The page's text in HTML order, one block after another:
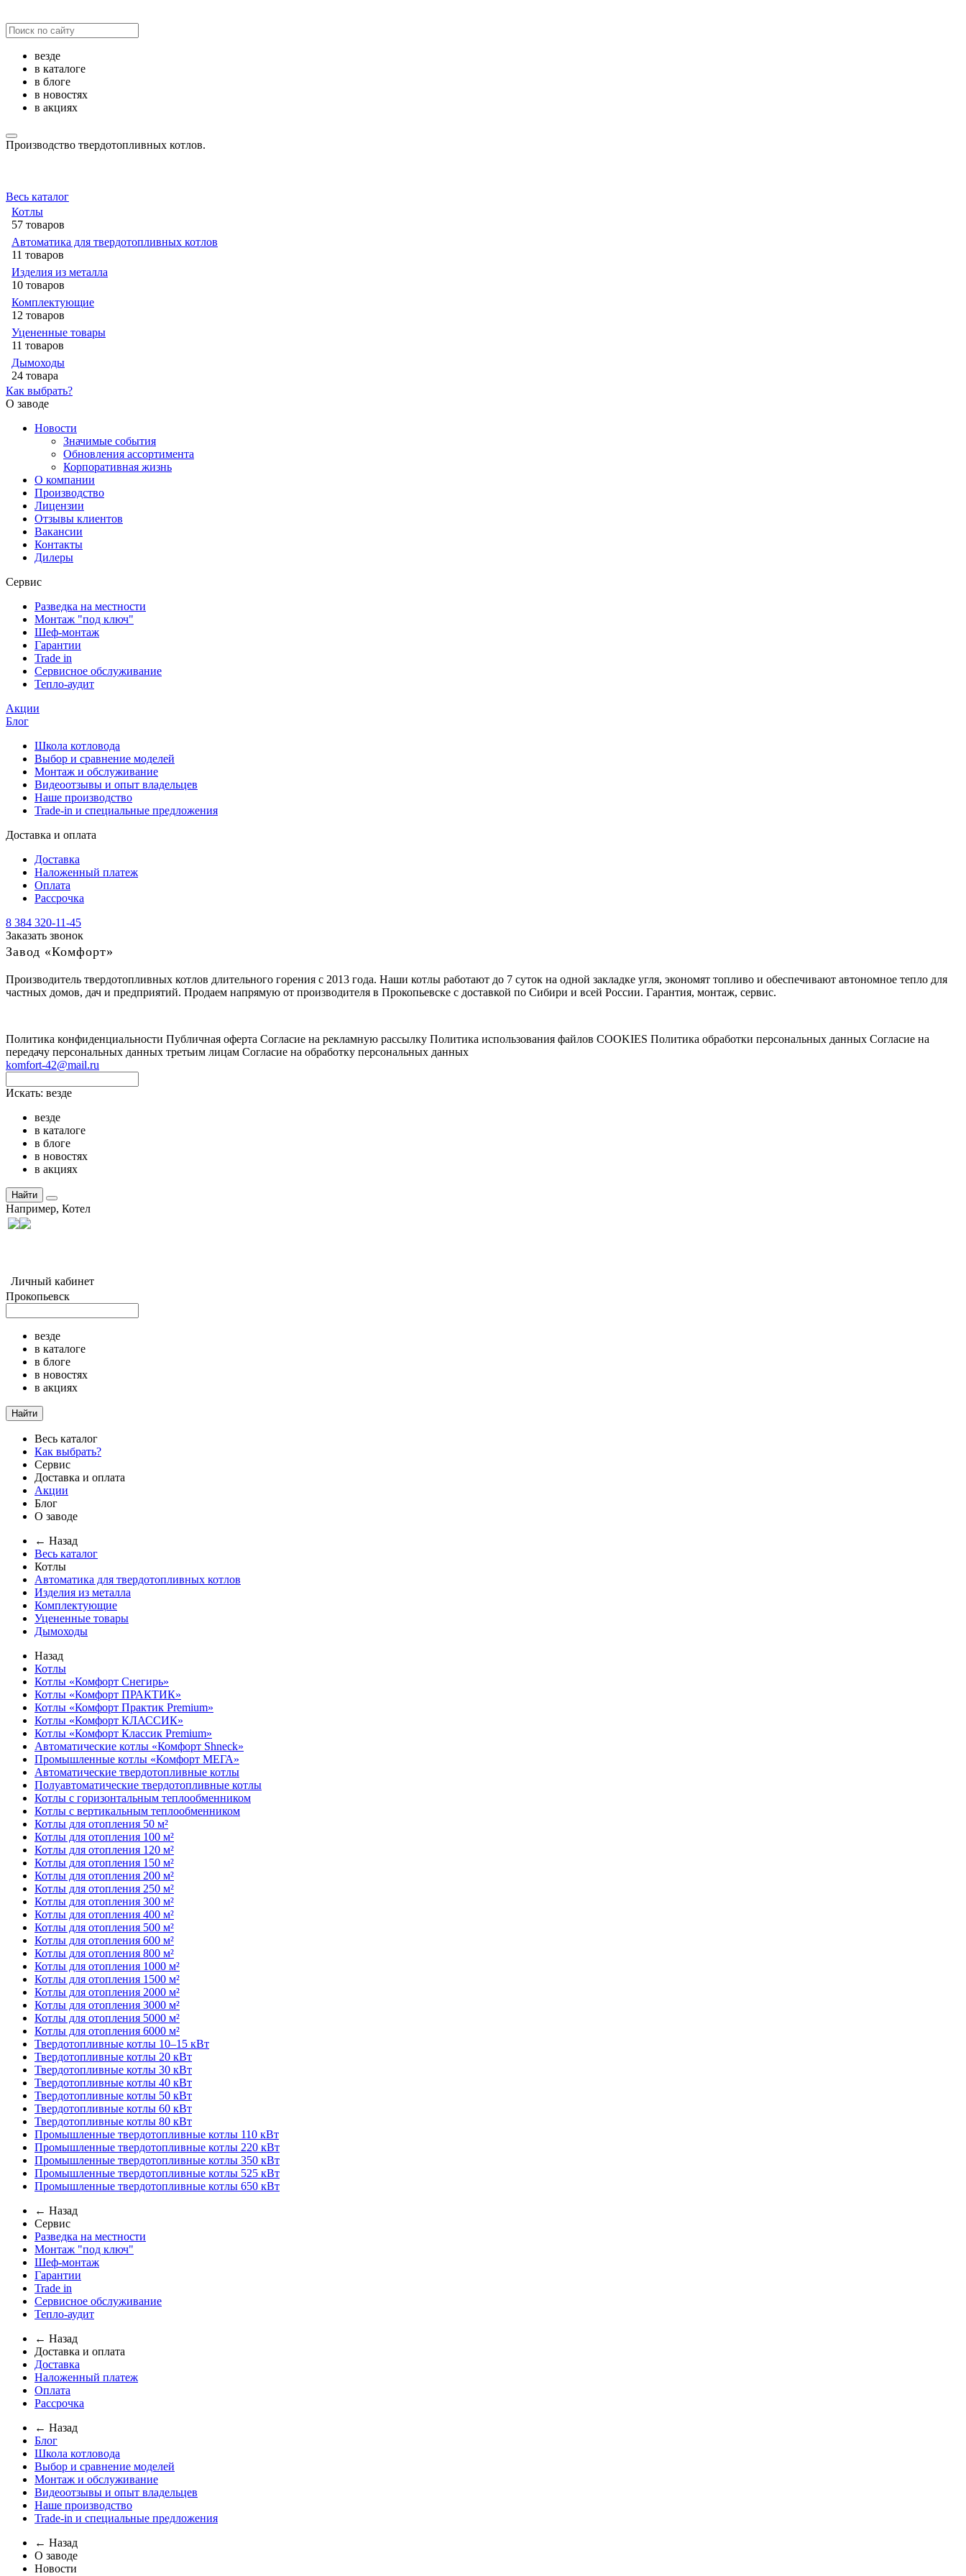
везде
в каталоге
в блоге
в новостях
в акциях
Производство твердотопливных котлов.
Весь каталог
Котлы
57 товаров
Автоматика для твердотопливных котлов
11 товаров
Изделия из металла
10 товаров
Комплектующие
12 товаров
Уцененные товары
11 товаров
Дымоходы
24 товара
Как выбрать?
О заводе
Новости
Значимые события
Обновления ассортимента
Корпоративная жизнь
О компании
Производство
Лицензии
Отзывы клиентов
Вакансии
Контакты
Дилеры
Сервис
Разведка на местности
Монтаж "под ключ"
Шеф-монтаж
Гарантии
Trade in
Сервисное обслуживание
Тепло-аудит
Акции
Блог
Школа котловода
Выбор и сравнение моделей
Монтаж и обслуживание
Видеоотзывы и опыт владельцев
Наше производство
Trade-in и специальные предложения
Доставка и оплата
Доставка
Наложенный платеж
Оплата
Рассрочка
8 384 320-11-45
Заказать звонок
Завод «Комфорт»
Производитель твердотопливных котлов длительного горения с 2013 года. Наши котлы работают до 7 суток на одной закладке угля, экономят топливо и обеспечивают автономное тепло для
частных домов, дач и предприятий. Продаем напрямую от производителя в Прокопьевске с доставкой по Сибири и всей России. Гарантия, монтаж, сервис.
Политика конфиденциальности Публичная оферта Согласие на рекламную рассылку Политика использования файлов COOKIES Политика обработки персональных данных Согласие на
передачу персональных данных третьим лицам Согласие на обработку персональных данных
komfort-42@mail.ru
Искать: везде
везде
в каталоге
в блоге
в новостях
в акциях
Найти
Например, Котел
Личный кабинет
Прокопьевск
везде
в каталоге
в блоге
в новостях
в акциях
Найти
Весь каталог
Как выбрать?
Сервис
Доставка и оплата
Акции
Блог
О заводе
← Назад
Весь каталог
Котлы
Автоматика для твердотопливных котлов
Изделия из металла
Комплектующие
Уцененные товары
Дымоходы
Назад
Котлы
Котлы «Комфорт Снегирь»
Котлы «Комфорт ПРАКТИК»
Котлы «Комфорт Практик Premium»
Котлы «Комфорт КЛАССИК»
Котлы «Комфорт Классик Premium»
Автоматические котлы «Комфорт Shneck»
Промышленные котлы «Комфорт МЕГА»
Автоматические твердотопливные котлы
Полуавтоматические твердотопливные котлы
Котлы с горизонтальным теплообменником
Котлы с вертикальным теплообменником
Котлы для отопления 50 м²
Котлы для отопления 100 м²
Котлы для отопления 120 м²
Котлы для отопления 150 м²
Котлы для отопления 200 м²
Котлы для отопления 250 м²
Котлы для отопления 300 м²
Котлы для отопления 400 м²
Котлы для отопления 500 м²
Котлы для отопления 600 м²
Котлы для отопления 800 м²
Котлы для отопления 1000 м²
Котлы для отопления 1500 м²
Котлы для отопления 2000 м²
Котлы для отопления 3000 м²
Котлы для отопления 5000 м²
Котлы для отопления 6000 м²
Твердотопливные котлы 10–15 кВт
Твердотопливные котлы 20 кВт
Твердотопливные котлы 30 кВт
Твердотопливные котлы 40 кВт
Твердотопливные котлы 50 кВт
Твердотопливные котлы 60 кВт
Твердотопливные котлы 80 кВт
Промышленные твердотопливные котлы 110 кВт
Промышленные твердотопливные котлы 220 кВт
Промышленные твердотопливные котлы 350 кВт
Промышленные твердотопливные котлы 525 кВт
Промышленные твердотопливные котлы 650 кВт
← Назад
Сервис
Разведка на местности
Монтаж "под ключ"
Шеф-монтаж
Гарантии
Trade in
Сервисное обслуживание
Тепло-аудит
← Назад
Доставка и оплата
Доставка
Наложенный платеж
Оплата
Рассрочка
← Назад
Блог
Школа котловода
Выбор и сравнение моделей
Монтаж и обслуживание
Видеоотзывы и опыт владельцев
Наше производство
Trade-in и специальные предложения
← Назад
О заводе
Новости